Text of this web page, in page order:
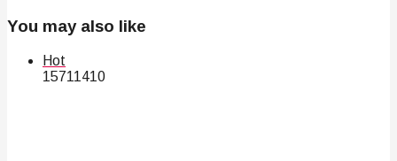
You may also like
Hot
15711410